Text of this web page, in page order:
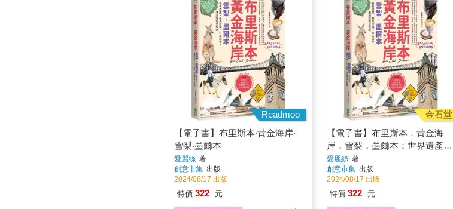
Readmoo
【電子書】布里斯本‧黃金海岸‧
雪梨‧墨爾本
愛麗絲 著
創意市集 出版
2024/08/17 出版
特價 322 元
金石堂
【電子書】布里斯本．黃金海
岸．雪梨．墨爾本：世界遺產、
最美沙灘、打工遊學，澳洲度假
全攻略
愛麗絲著
創意市集 出版
2024/08/17 出版
特價 322 元